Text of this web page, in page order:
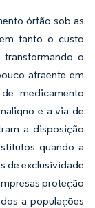
órfão sob as
tanto o custo
o
atraente em
medicamento
e a via de
a disposição
quando a
de exclusividade
proteção
a populações